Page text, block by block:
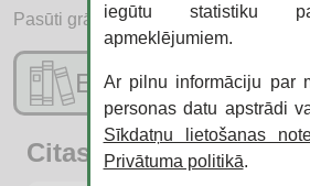
Pasūti grāmatu:
E-katalogs
Citas jaunās grāmatas
iegūtu statistiku
apmeklējumiem.
Ar pilnu informāciju par
personas datu apstrādi
Sīkdatņu lietošanas
Privātuma politikā.